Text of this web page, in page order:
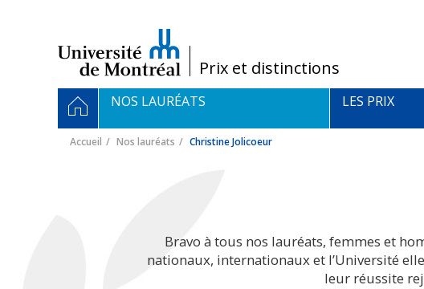
/Prix et distinctions
Navigation
principale
ACCUEIL
NOS LAURÉATS LES PRIX
Accueil Nos lauréats Christine Jolicoeur
Bravo à tous nos lauréats, femmes et
nationaux, internationaux et l’Université
leur réussite